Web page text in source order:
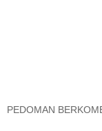
PEDOMAN